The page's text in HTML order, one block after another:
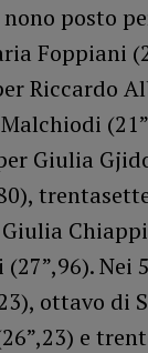
posto
Foppiani
Riccardo
Giulia
Nei
ottavo di
e